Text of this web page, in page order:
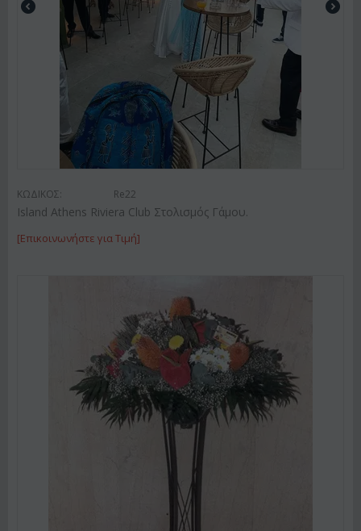
ΚΩΔΙΚΟΣ: Re22
Island Athens Riviera Club Στολισμός Γάμου.
[Επικοινωνήστε για Τιμή]